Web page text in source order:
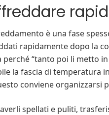
è una fase
rapidamente dopo la
perché “tanto poi li metto
la fascia di temperatura
conviene organizzarsi
spellati e puliti,